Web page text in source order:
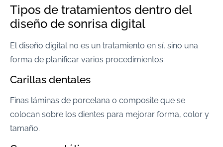
Tipos de tratamientos dentro del
diseño de sonrisa digital
El diseño digital no es un tratamiento en sí, sino una
forma de planificar varios procedimientos:
Carillas dentales
Finas láminas de porcelana o composite que se
colocan sobre los dientes para mejorar forma, color y
tamaño.